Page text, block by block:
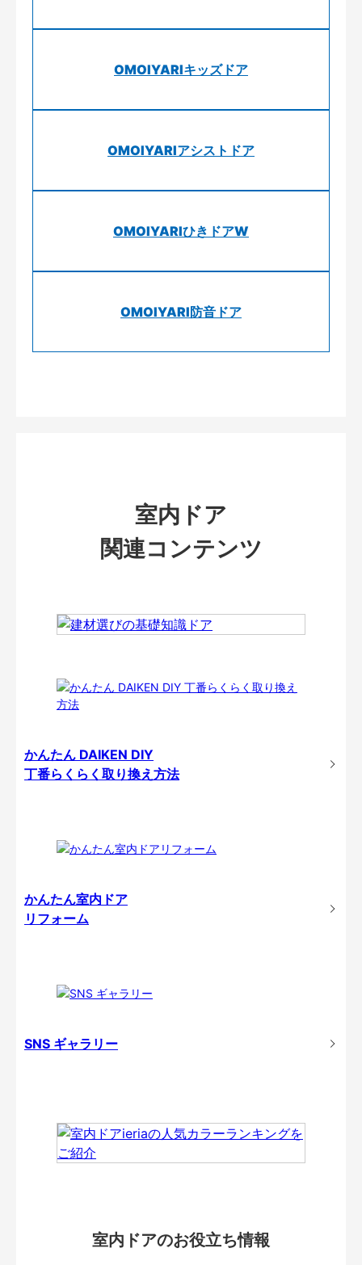
OMOIYARIキッズドア
OMOIYARIアシストドア
OMOIYARIひきドアW
OMOIYARI防音ドア
室内ドア
関連コンテンツ
かんたん DAIKEN DIY
丁番らくらく取り換え方法
かんたん室内ドア
リフォーム
SNS ギャラリー
室内ドアのお役立ち情報